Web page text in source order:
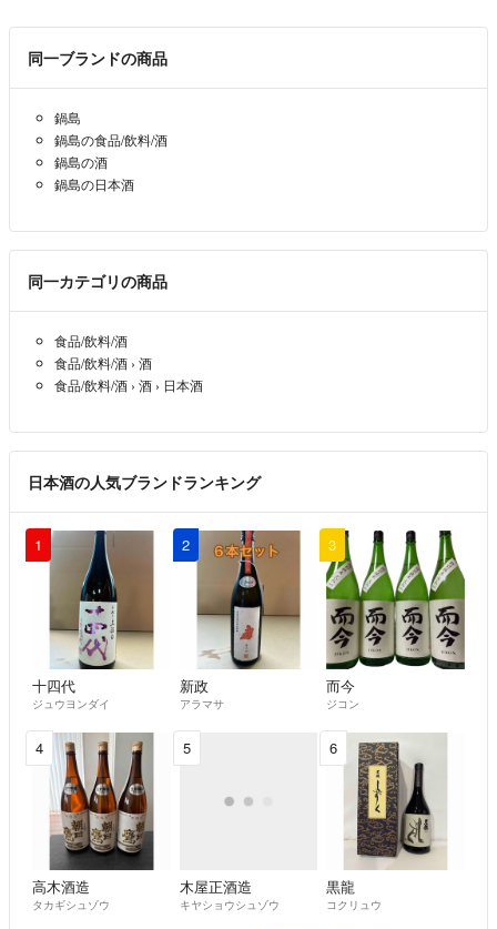
同一ブランドの商品
鍋島
鍋島の食品/飲料/酒
鍋島の酒
鍋島の日本酒
同一カテゴリの商品
食品/飲料/酒
食品/飲料/酒 › 酒
食品/飲料/酒 › 酒 › 日本酒
日本酒の人気ブランドランキング
1
十四代
ジュウヨンダイ
2
新政
アラマサ
3
而今
ジコン
4
高木酒造
タカギシュゾウ
5
木屋正酒造
キヤショウシュゾウ
6
黒龍
コクリュウ